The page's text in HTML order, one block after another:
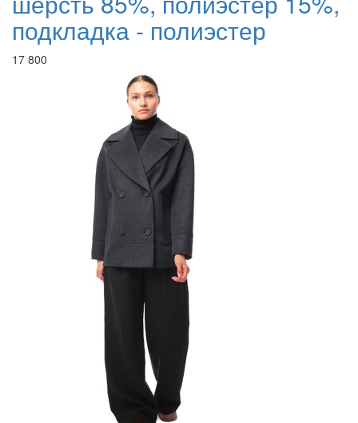
подкладка - полиэстер
17 800